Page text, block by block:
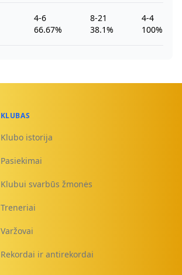
4-6
66.67%
8-21
38.1%
4-4
100%
KLUBAS
Klubo istorija
Pasiekimai
Klubui svarbūs žmonės
Treneriai
Varžovai
Rekordai ir antirekordai